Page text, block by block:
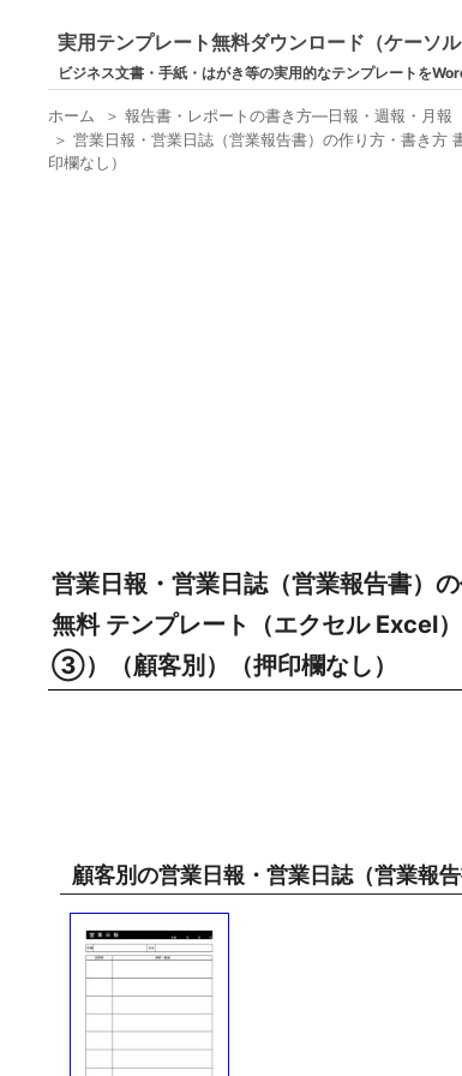
実用テンプレート無料ダウンロード（ケーソル
ビジネス文書・手紙・はがき等の実用的なテンプレートを
ホーム ＞報告書・レポートの書き方―日報・週報・月報
＞営業日報・営業日誌（営業報告書）の作り方・書き
印欄なし）
営業日報・営業日誌（営業報告書）
無料 テンプレート（エクセル Excel
③）（顧客別）（押印欄なし）
顧客別の営業日報・営業日誌（営業報